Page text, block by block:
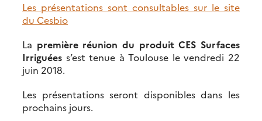
Les présentations sont consultables sur le site
du Cesbio
La première réunion du produit CES Surfaces
Irriguées s’est tenue à Toulouse le vendredi 22
juin 2018.
Les présentations seront disponibles dans les
prochains jours.